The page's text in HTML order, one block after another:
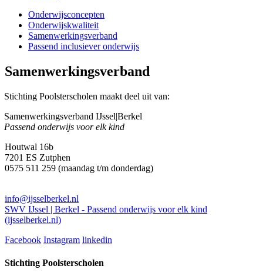
Onderwijsconcepten
Onderwijskwaliteit
Samenwerkingsverband
Passend inclusiever onderwijs
Samenwerkingsverband
Stichting Poolsterscholen maakt deel uit van:
Samenwerkingsverband IJssel|Berkel
Passend onderwijs voor elk kind
Houtwal 16b
7201 ES Zutphen
0575 511 259 (maandag t/m donderdag)
info@ijsselberkel.nl
SWV IJssel | Berkel - Passend onderwijs voor elk kind
(ijsselberkel.nl)
Facebook Instagram linkedin
Stichting Poolsterscholen